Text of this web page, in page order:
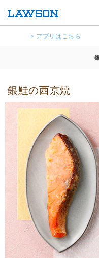
> アプリはこちら
銀鮭の西京焼